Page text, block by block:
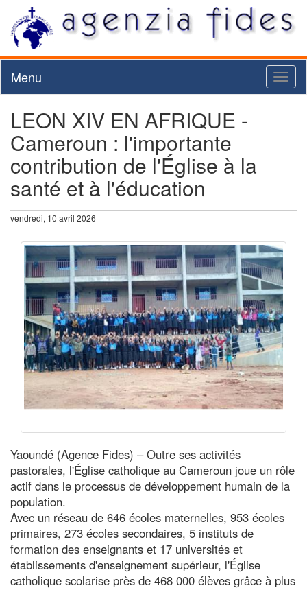
Menu
LEON XIV EN AFRIQUE -
Cameroun : l'importante
contribution de l'Église à la
santé et à l'éducation
vendredi, 10 avril 2026
Yaoundé (Agence Fides) – Outre ses activités
pastorales, l'Église catholique au Cameroun joue un rôle
actif dans le processus de développement humain de la
population.
Avec un réseau de 646 écoles maternelles, 953 écoles
primaires, 273 écoles secondaires, 5 instituts de
formation des enseignants et 17 universités et
établissements d'enseignement supérieur, l'Église
catholique scolarise près de 468 000 élèves grâce à plus